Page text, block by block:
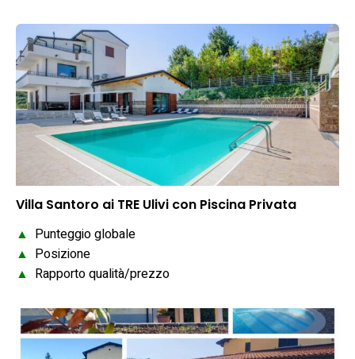
Villa Santoro ai TRE Ulivi con Piscina Privata
▲ Punteggio globale
▲ Posizione
▲ Rapporto qualità/prezzo